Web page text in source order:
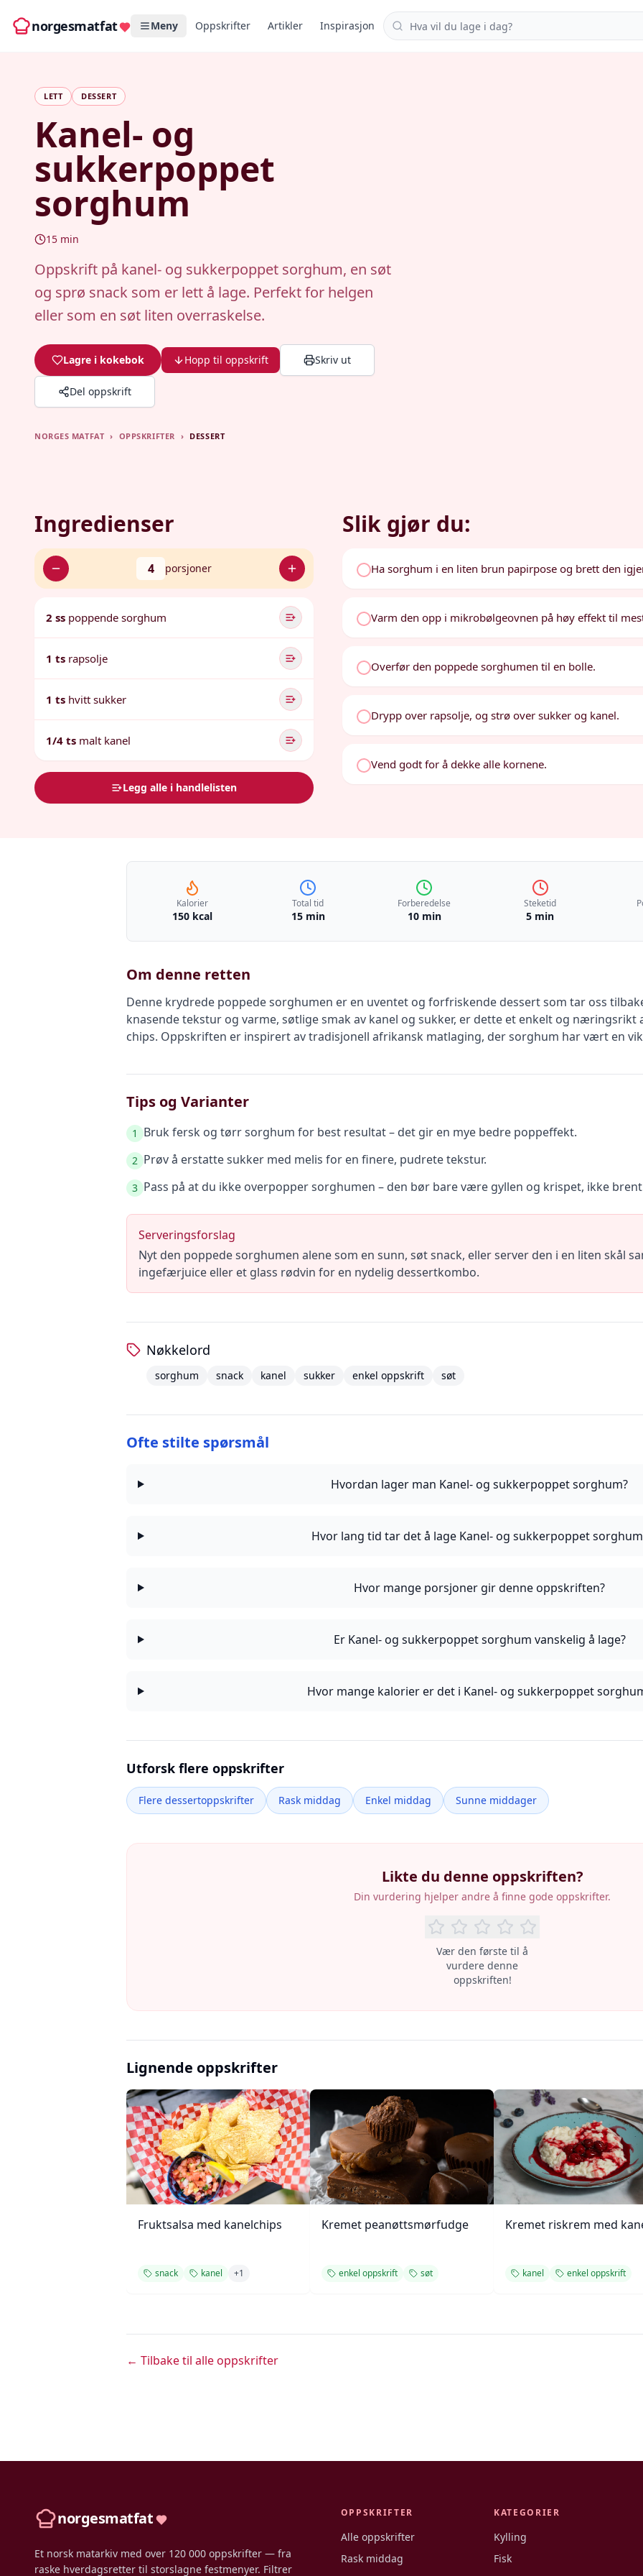
norgesmatfat Meny Oppskrifter Artikler Inspirasjon Søk i oppskrifter
LETT DESSERT
Kanel- og
sukkerpoppet
sorghum
15 min
Oppskrift på kanel- og sukkerpoppet sorghum, en søt
og sprø snack som er lett å lage. Perfekt for helgen
eller som en søt liten overraskelse.
Lagre i kokebok Hopp til oppskrift Skriv ut
Del oppskrift
NORGES MATFAT › OPPSKRIFTER › DESSERT
Ingredienser
4 porsjoner
2 ss poppende sorghum
1 ts rapsolje
1 ts hvitt sukker
1/4 ts malt kanel
Legg alle i handlelisten
Slik gjør du:
Ha sorghum i en liten brun papirpose og brett den
Varm den opp i mikrobølgeovnen på høy effekt til
Overfør den poppede sorghumen til en bolle.
Drypp over rapsolje, og strø over sukker og kanel.
Vend godt for å dekke alle kornene.
Kalorier
150 kcal
Total tid
15 min
Forberedelse
10 min
Steketid
5 min
Om denne retten
Denne krydrede poppede sorghumen er en uventet og forfriskende dessert som tar oss
knasende tekstur og varme, søtlige smak av kanel og sukker, er dette et enkelt og
chips. Oppskriften er inspirert av tradisjonell afrikansk matlaging, der sorghum har vært en
Tips og Varianter
1 Bruk fersk og tørr sorghum for best resultat – det gir en mye bedre poppeffekt.
2 Prøv å erstatte sukker med melis for en finere, pudrete tekstur.
3 Pass på at du ikke overpopper sorghumen – den bør bare være gyllen og krispet, ikke
Serveringsforslag
Nyt den poppede sorghumen alene som en sunn, søt snack, eller server den i en liten skål
ingefærjuice eller et glass rødvin for en nydelig dessertkombo.
Nøkkelord
sorghum snack kanel sukker enkel oppskrift søt
Ofte stilte spørsmål
Hvordan lager man Kanel- og sukkerpoppet sorghum?
Hvor lang tid tar det å lage Kanel- og sukkerpoppet
Hvor mange porsjoner gir denne oppskriften?
Er Kanel- og sukkerpoppet sorghum vanskelig å lage?
Hvor mange kalorier er det i Kanel- og sukkerpoppet
Utforsk flere oppskrifter
Flere dessertoppskrifter Rask middag Enkel middag Sunne middager
Likte du denne oppskriften?
Din vurdering hjelper andre å finne gode oppskrifter.
Vær den første til å
vurdere denne
oppskriften!
Lignende oppskrifter
Fruktsalsa med kanelchips
snack kanel +1
Kremet peanøttsmørfudge
enkel oppskrift søt
Kremet riskrem med
kanel enkel oppskrift
← Tilbake til alle oppskrifter
norgesmatfat
Et norsk matarkiv med over 120 000 oppskrifter — fra
raske hverdagsretter til storslagne festmenyer. Filtrer
OPPSKRIFTER
Alle oppskrifter
Rask middag
KATEGORIER
Kylling
Fisk